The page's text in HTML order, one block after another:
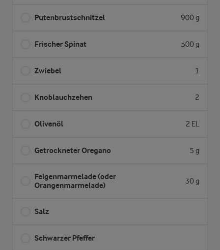
Putenbrustschnitzel 900 g
Frischer Spinat 500 g
Zwiebel 1
Knoblauchzehen 2
Olivenöl 2 EL
Getrockneter Oregano 5 g
Feigenmarmelade (oder
Orangenmarmelade)
30 g
Salz
Schwarzer Pfeffer